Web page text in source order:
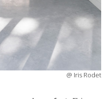
@ Iris Rodet